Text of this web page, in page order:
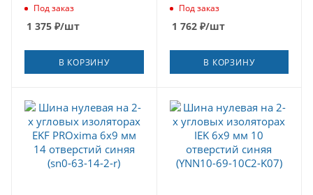
Под заказ
1 375 ₽/шт
В КОРЗИНУ
Под заказ
1 762₽/шт
В КОРЗИНУ